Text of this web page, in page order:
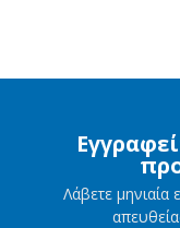
Λάβετε μηνιαία